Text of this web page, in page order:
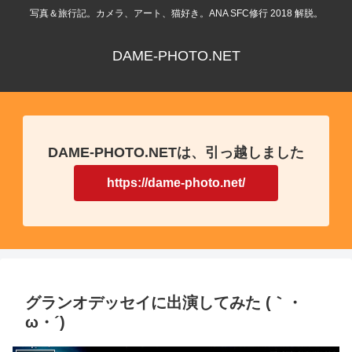
写真＆旅行記。カメラ、アート、猫好き。ANA SFC修行 2018 解脱。
DAME-PHOTO.NET
DAME-PHOTO.NETは、引っ越しました
https://dame-photo.net/
グランオデッセイに出演してみた (｀・
ω・´)